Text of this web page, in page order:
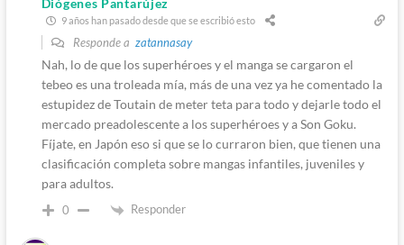
9 años han pasado desde que se escribió esto
Responde a zatannasay
Nah, lo de que los superhéroes y el manga se cargaron el
tebeo es una troleada mía, más de una vez ya he comentado la
estupidez de Toutain de meter teta para todo y dejarle todo el
mercado preadolescente a los superhéroes y a Son Goku.
Fíjate, en Japón eso si que se lo curraron bien, que tienen una
clasificación completa sobre mangas infantiles, juveniles y
para adultos.
0 Responder